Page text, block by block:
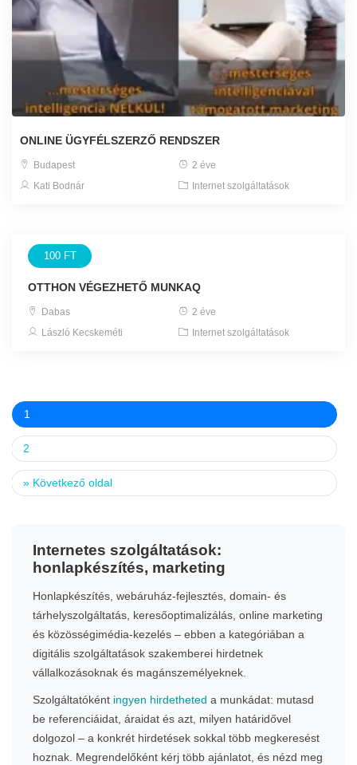
ONLINE ÜGYFÉLSZERZŐ RENDSZER
Budapest
2 éve
Kati Bodnár
Internet szolgáltatások
100 FT
OTTHON VÉGEZHETŐ MUNKAQ
Dabas
2 éve
László Kecskeméti
Internet szolgáltatások
1
2
» Következő oldal
Internetes szolgáltatások:
honlapkészítés, marketing
Honlapkészítés, webáruház-fejlesztés, domain- és
tárhelyszolgáltatás, keresőoptimalizálás, online marketing
és közösségimédia-kezelés – ebben a kategóriában a
digitális szolgáltatások szakemberei hirdetnek
vállalkozásoknak és magánszemélyeknek.
Szolgáltatóként ingyen hirdetheted a munkádat: mutasd
be referenciáidat, áraidat és azt, milyen határidővel
dolgozol – a konkrét hirdetések sokkal több megkeresést
hoznak. Megrendelőként kérj több ajánlatot, és nézd meg